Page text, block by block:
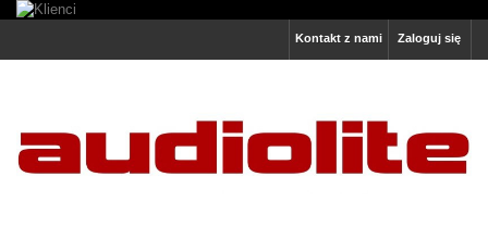
Zaloguj się
Kontakt z nami